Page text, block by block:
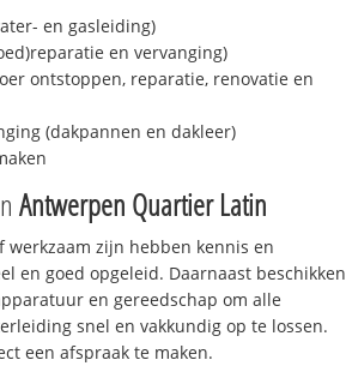
en gasleiding)
en vervanging)
ontstoppen, reparatie, renovatie en
(dakpannen en dakleer)
Antwerpen Quartier Latin
zijn hebben kennis en
en goed opgeleid. Daarnaast beschikken
en gereedschap om alle
snel en vakkundig op te lossen.
een afspraak te maken.